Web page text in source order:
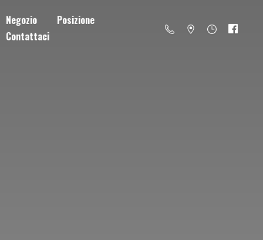
Negozio
Posizione
Contattaci